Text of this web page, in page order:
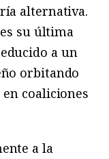
alternativa.
su última
a un
orbitando
coaliciones
a la